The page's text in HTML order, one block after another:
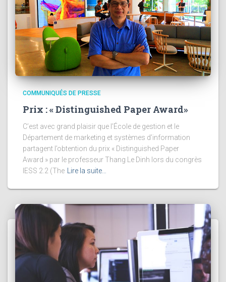
COMMUNIQUÉS DE PRESSE
Prix : « Distinguished Paper Award»
C’est avec grand plaisir que l’École de gestion et le
Département de marketing et systèmes d’information
partagent l’obtention du prix « Distinguished Paper
Award » par le professeur Thang Le Dinh lors du congrès
IESS 2.2 (The Lire la suite…